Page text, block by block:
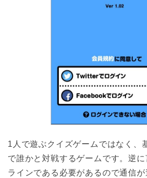
1人で遊ぶクイズゲームではなく、
で誰かと対戦するゲームです。逆
ラインである必要があるので通信